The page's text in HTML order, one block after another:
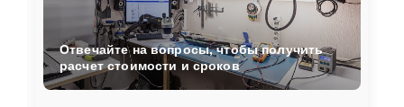
Отвечайте на вопросы, чтобы получить
расчет стоимости и сроков